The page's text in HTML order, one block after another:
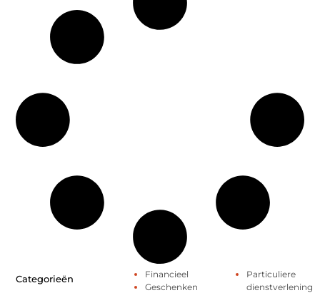
Categorieën
Financieel
Geschenken
Particuliere
dienstverlening